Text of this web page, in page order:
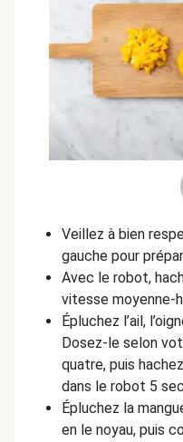
Veillez à bien
gauche pour
Avec le robot,
vitesse moyenne-
Épluchez l’ail,
Dosez-le selon
quatre, puis
dans le robot 5
Épluchez la
en le noyau, puis